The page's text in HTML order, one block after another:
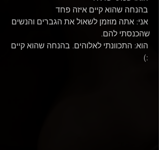
אני: אתה מוזמן לשאול את הגברים והנשים
שהכנסתי להם.
הוא: התכוונתי לאלוהים. בהנחה שהוא קיים
:)